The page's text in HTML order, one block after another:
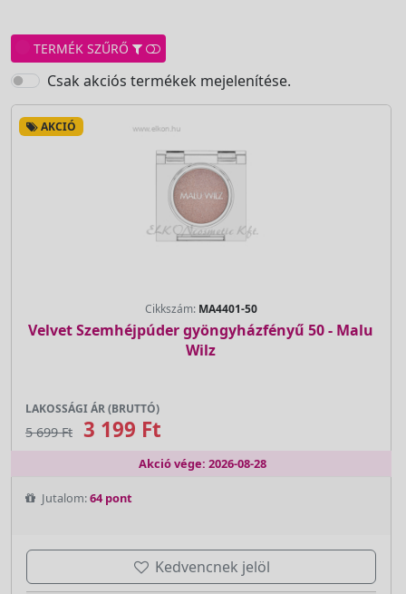
TERMÉK SZŰRŐ
Csak akciós termékek mejelenítése.
AKCIÓ
Cikkszám: MA4401-50
Velvet Szemhéjpúder gyöngyházfényű 50 - Malu
Wilz
LAKOSSÁGI ÁR (BRUTTÓ)
5 699 Ft 3 199 Ft
Akció vége: 2026-08-28
Jutalom:64 pont
Kedvencnek jelöl